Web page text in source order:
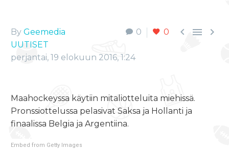
0 0   
By Geemedia
UUTISET
perjantai, 19 elokuun 2016, 1:24
Maahockeyssa käytiin mitaliotteluita miehissä.
Pronssiottelussa pelasivat Saksa ja Hollanti ja
finaalissa Belgia ja Argentiina.
Embed from Getty Images